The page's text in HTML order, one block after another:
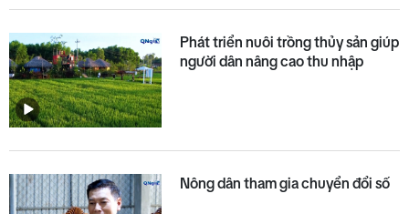
Phát triển nuôi trồng thủy sản giúp
người dân nâng cao thu nhập
Nông dân tham gia chuyển đổi số